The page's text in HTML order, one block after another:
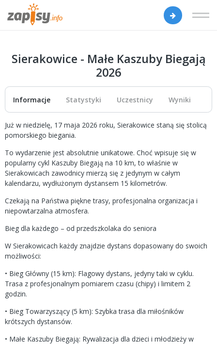
Sierakowice - Małe Kaszuby Biegają
2026
Informacje Statystyki Uczestnicy Wyniki
Już w niedzielę, 17 maja 2026 roku, Sierakowice staną się stolicą
pomorskiego biegania.
To wydarzenie jest absolutnie unikatowe. Choć wpisuje się w
popularny cykl Kaszuby Biegają na 10 km, to właśnie w
Sierakowicach zawodnicy mierzą się z jedynym w całym
kalendarzu, wydłużonym dystansem 15 kilometrów.
Czekają na Państwa piękne trasy, profesjonalna organizacja i
niepowtarzalna atmosfera.
Bieg dla każdego – od przedszkolaka do seniora
W Sierakowicach każdy znajdzie dystans dopasowany do swoich
możliwości:
• Bieg Główny (15 km): Flagowy dystans, jedyny taki w cyklu.
Trasa z profesjonalnym pomiarem czasu (chipy) i limitem 2
godzin.
• Bieg Towarzyszący (5 km): Szybka trasa dla miłośników
krótszych dystansów.
• Małe Kaszuby Biegają: Rywalizacja dla dzieci i młodzieży w